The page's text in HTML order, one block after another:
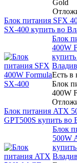
Gold
Блок питания SFX
SX-400 купить во
Блок
400W
Есть в
Блок
400W
Блок питания ATX
GPT500S купить во
Блок
500W